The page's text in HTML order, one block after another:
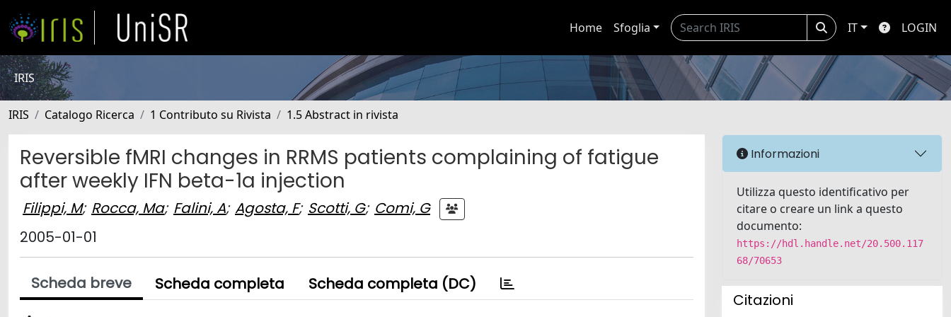
Home Sfoglia IT LOGIN
IRIS
IRIS Catalogo Ricerca 1 Contributo su Rivista 1.5 Abstract in rivista
Reversible fMRI changes in RRMS patients complaining of fatigue
after weekly IFN beta-1a injection
Filippi, M; Rocca, Ma; Falini, A; Agosta, F; Scotti, G; Comi, G
2005-01-01
Scheda breve Scheda completa Scheda completa (DC)
Informazioni
Utilizza questo identificativo per
citare o creare un link a questo
documento:
https://hdl.handle.net/20.500.117
68/70653
Citazioni